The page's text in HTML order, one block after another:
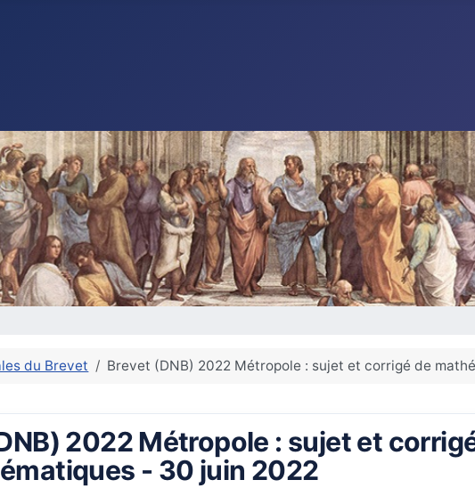
du Brevet Brevet (DNB) 2022 Métropole : sujet et corrigé de
2022 Métropole : sujet et
- 30 juin 2022